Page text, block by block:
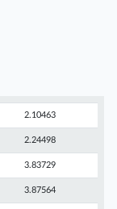
2.10463
2.24498
3.83729
3.87564